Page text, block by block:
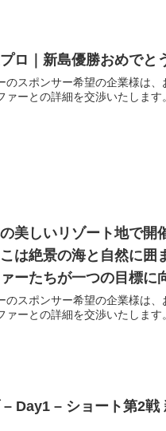
ロ｜新島優勝おめでと
のスポンサー希望の企業様は
ァーとの詳細を交渉いたします
美しいリゾート地で開
は絶景の海と自然に囲
ーたちが一つの目標に
のスポンサー希望の企業様は
ァーとの詳細を交渉いたします
– Day1 – ショート第2戦